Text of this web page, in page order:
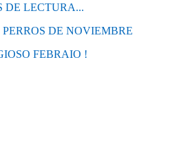
DE LECTURA...
DE NOVIEMBRE
FEBRAIO !